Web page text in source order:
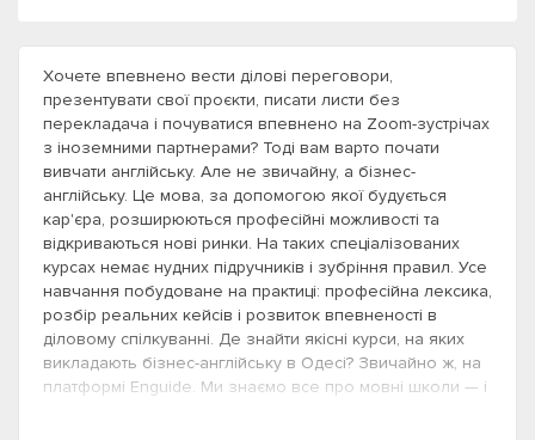
Хочете впевнено вести ділові переговори,
презентувати свої проєкти, писати листи без
перекладача і почуватися впевнено на Zoom-зустрічах
з іноземними партнерами? Тоді вам варто почати
вивчати англійську. Але не звичайну, а бізнес-
англійську. Це мова, за допомогою якої будується
кар'єра, розширюються професійні можливості та
відкриваються нові ринки. На таких спеціалізованих
курсах немає нудних підручників і зубріння правил. Усе
навчання побудоване на практиці: професійна лексика,
розбір реальних кейсів і розвиток впевненості в
діловому спілкуванні. Де знайти якісні курси, на яких
викладають бізнес-англійську в Одесі? Звичайно ж, на
платформі Enguide. Ми знаємо все про мовні школи — і